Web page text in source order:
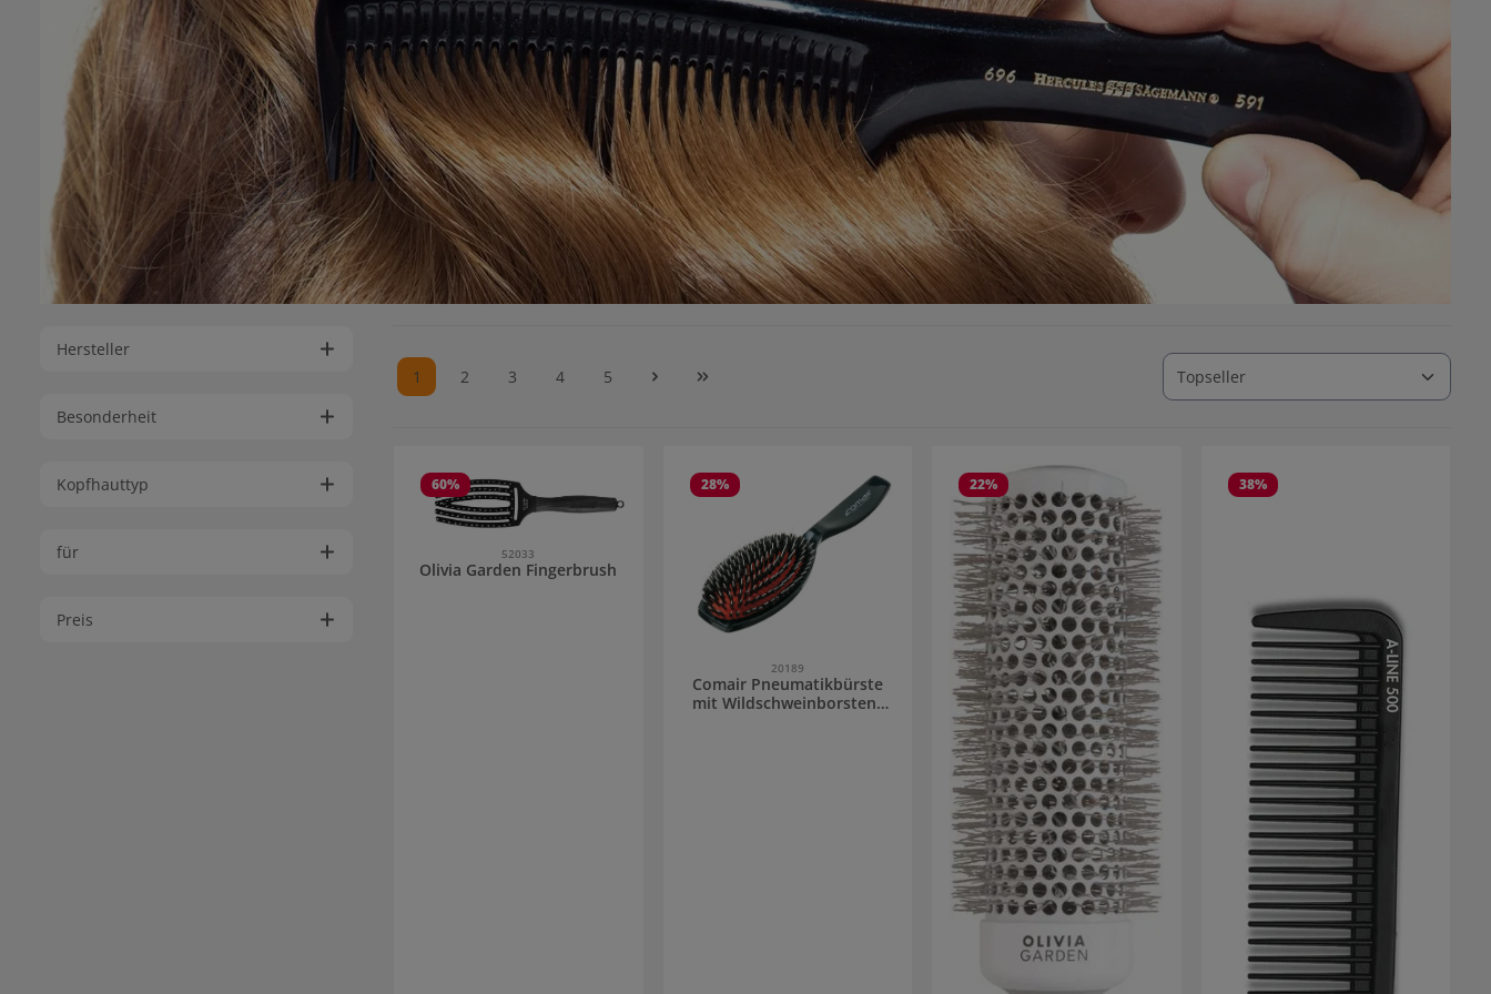
Hersteller
Besonderheit
Kopfhauttyp
für
Preis
Seite
1 Seite
2 Seite
3 Seite
4 Seite
5
60%
52033
Olivia Garden Fingerbrush
28%
20189
Comair Pneumatikbürste
mit Wildschweinborsten/
22% 38%